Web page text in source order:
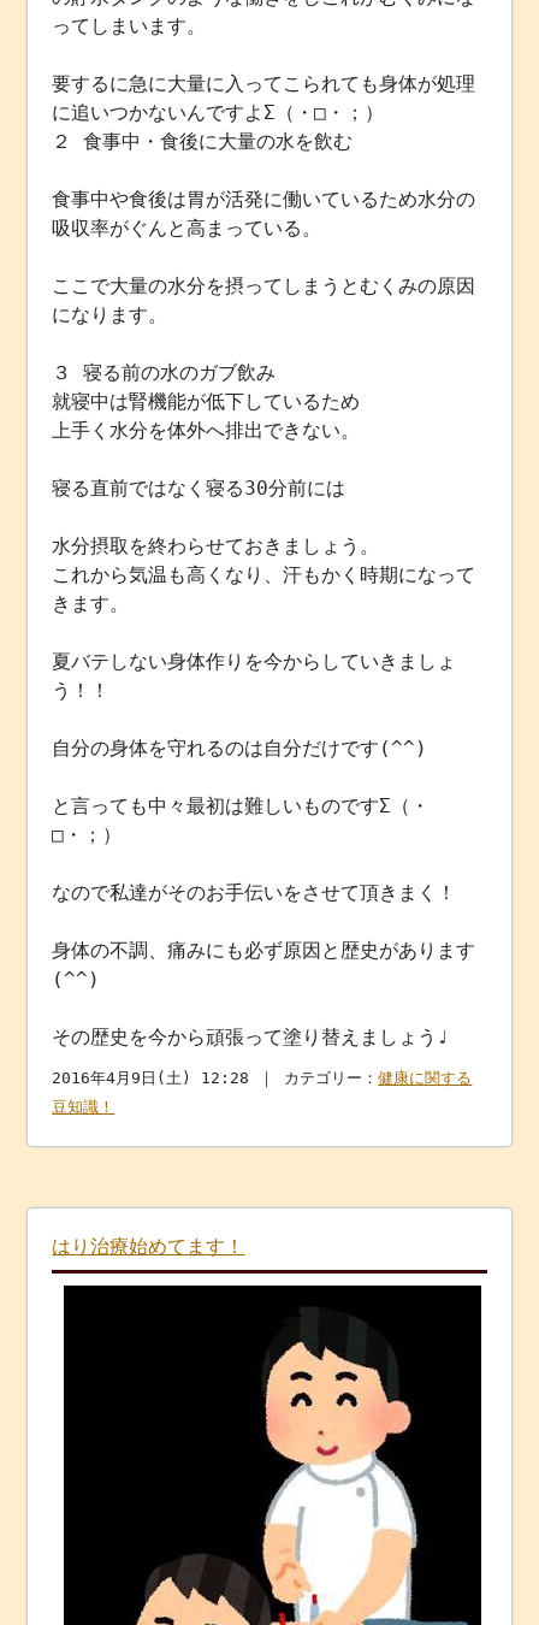
ってしまいます。
要するに急に大量に入ってこられても身体が処理
に追いつかないんですよΣ（・□・；）
２ 食事中・食後に大量の水を飲む
食事中や食後は胃が活発に働いているため水分の
吸収率がぐんと高まっている。
ここで大量の水分を摂ってしまうとむくみの原因
になります。
３ 寝る前の水のガブ飲み
就寝中は腎機能が低下しているため
上手く水分を体外へ排出できない。
寝る直前ではなく寝る30分前には
水分摂取を終わらせておきましょう。
これから気温も高くなり、汗もかく時期になって
きます。
夏バテしない身体作りを今からしていきましょ
う！！
自分の身体を守れるのは自分だけです(^^)
と言っても中々最初は難しいものですΣ（・
□・；）
なので私達がそのお手伝いをさせて頂きまく！
身体の不調、痛みにも必ず原因と歴史があります
(^^)
その歴史を今から頑張って塗り替えましょう♩
2016年4月9日(土) 12:28 ｜ カテゴリー：健康に関する
豆知識！
はり治療始めてます！